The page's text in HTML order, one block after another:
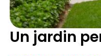
Un jardin